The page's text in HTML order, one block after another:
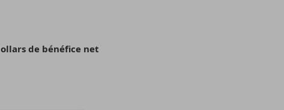
de bénéfice net